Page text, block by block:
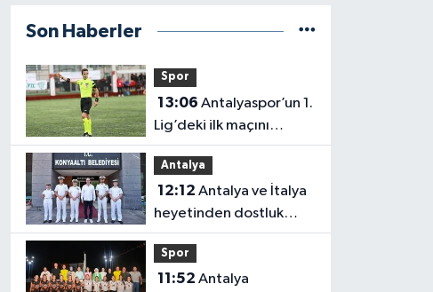
Son Haberler
Spor
13:06
Lig’deki ilk maçını
yönetecek hakem belli
oldu
Antalya
12:12
heyetinden dostluk
mesajı
Spor
11:52